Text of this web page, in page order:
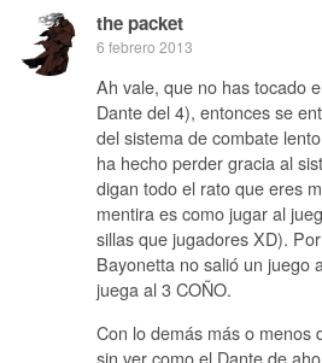
the packet
6 febrero 2013
Ah vale, que no has tocado
Dante del 4), entonces se
del sistema de combate
ha hecho perder gracia al
digan todo el rato que eres
mentira es como jugar al
sillas que jugadores XD).
Bayonetta no salió un juego
juega al 3 COÑO.
Con lo demás más o menos
sin ver como el Dante de